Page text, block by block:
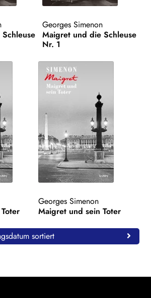
Georges Simenon
Maigret und die Schleuse
Nr. 1
Georges Simenon
Maigret und sein Toter
sortiert